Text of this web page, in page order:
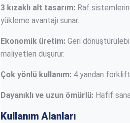
3 kızaklı alt tasarım: Raf
yükleme avantajı sunar.
Ekonomik üretim: Geri
maliyetleri düşürür.
Çok yönlü kullanım: 4 yandan
Dayanıklı ve uzun ömürlü: Hafif
Kullanım Alanları